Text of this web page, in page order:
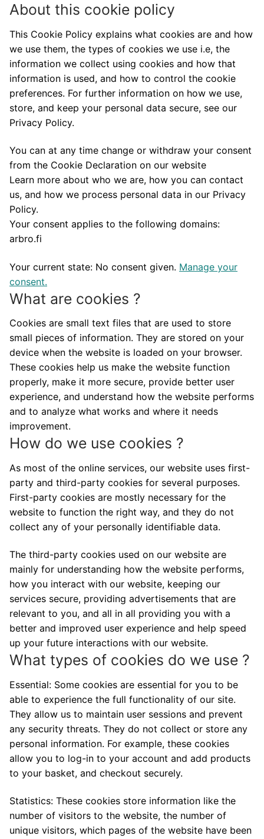
About this cookie policy
This Cookie Policy explains what cookies are and how
we use them, the types of cookies we use i.e, the
information we collect using cookies and how that
information is used, and how to control the cookie
preferences. For further information on how we use,
store, and keep your personal data secure, see our
Privacy Policy.
You can at any time change or withdraw your consent
from the Cookie Declaration on our website
Learn more about who we are, how you can contact
us, and how we process personal data in our Privacy
Policy.
Your consent applies to the following domains:
arbro.fi
Your current state: No consent given. Manage your
consent.
What are cookies ?
Cookies are small text files that are used to store
small pieces of information. They are stored on your
device when the website is loaded on your browser.
These cookies help us make the website function
properly, make it more secure, provide better user
experience, and understand how the website performs
and to analyze what works and where it needs
improvement.
How do we use cookies ?
As most of the online services, our website uses first-
party and third-party cookies for several purposes.
First-party cookies are mostly necessary for the
website to function the right way, and they do not
collect any of your personally identifiable data.
The third-party cookies used on our website are
mainly for understanding how the website performs,
how you interact with our website, keeping our
services secure, providing advertisements that are
relevant to you, and all in all providing you with a
better and improved user experience and help speed
up your future interactions with our website.
What types of cookies do we use ?
Essential: Some cookies are essential for you to be
able to experience the full functionality of our site.
They allow us to maintain user sessions and prevent
any security threats. They do not collect or store any
personal information. For example, these cookies
allow you to log-in to your account and add products
to your basket, and checkout securely.
Statistics: These cookies store information like the
number of visitors to the website, the number of
unique visitors, which pages of the website have been